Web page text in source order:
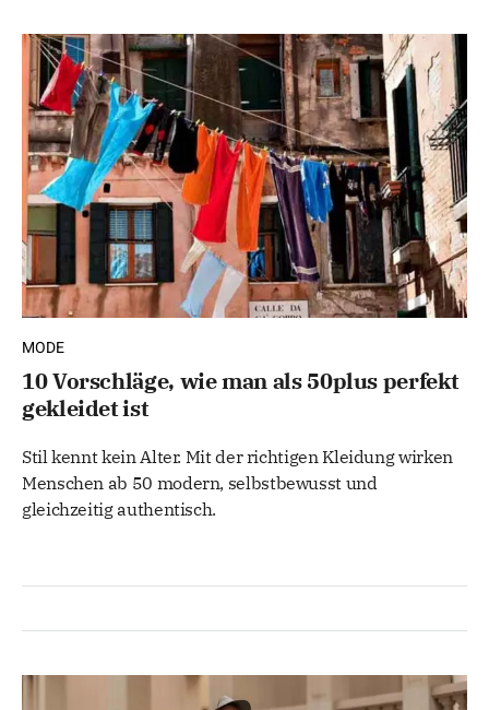
MODE
10 Vorschläge, wie man als 50plus perfekt
gekleidet ist
Stil kennt kein Alter. Mit der richtigen Kleidung wirken
Menschen ab 50 modern, selbstbewusst und
gleichzeitig authentisch.